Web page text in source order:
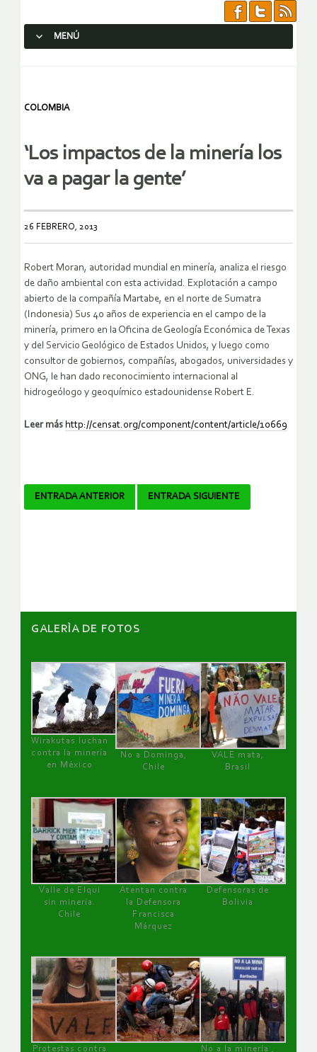
MENÚ
COLOMBIA
‘Los impactos de la minería los
va a pagar la gente’
26 FEBRERO, 2013
Robert Moran, autoridad mundial en minería, analiza el riesgo
de daño ambiental con esta actividad. Explotación a campo
abierto de la compañía Martabe, en el norte de Sumatra
(Indonesia) Sus 40 años de experiencia en el campo de la
minería, primero en la Oficina de Geología Económica de Texas
y del Servicio Geológico de Estados Unidos, y luego como
consultor de gobiernos, compañías, abogados, universidades y
ONG, le han dado reconocimiento internacional al
hidrogeólogo y geoquímico estadounidense Robert E.
Leer más http://censat.org/component/content/article/10669
Navegador
ENTRADA ANTERIOR ENTRADA SIGUIENTE
GALERÌA DE FOTOS
Wirakutas luchan
contra la minería
en México
No a Dominga,
Chile
VALE mata,
Brasil
Valle de Elqui
sin minería.
Chile
Atentan contra
la Defensora
Francisca
Márquez
Defensoras de
Bolivia
Protestas contra
No a la minería ,